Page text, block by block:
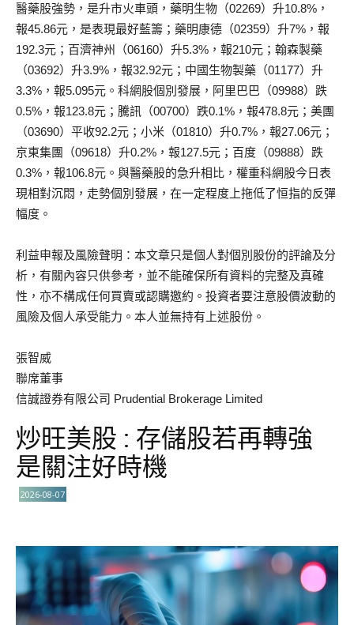
醫藥股強勢，是升市火車頭，藥明生物（02269）升10.8%，
報45.86元，是表現最好藍籌；藥明康德（02359）升7%，報
192.3元；百濟神州（06160）升5.3%，報210元；翰森製藥
（03692）升3.9%，報32.92元；中國生物製藥（01177）升
3.3%，報5.095元。科網股個別發展，阿里巴巴（09988）跌
0.5%，報123.8元；騰訊（00700）跌0.1%，報478.8元；美團
（03690）平收92.2元；小米（01810）升0.7%，報27.06元；
京東集團（09618）升0.2%，報127.5元；百度（09888）跌
0.3%，報106.8元。與醫藥股的急升相比，權重科網股今日表
現相對沉悶，走勢個別發展，在一定程度上拖低了恒指的反彈
幅度。
利益申報及風險聲明：本文章只是個人對個別股份的評論及分
析，有關內容只供參考，並不能確保所有資料的完整及真確
性，亦不構成任何買賣或認購邀約。投資者要注意股價波動的
風險及個人承受能力。本人並無持有上述股份。
張智威
聯席董事
信誠證券有限公司 Prudential Brokerage Limited
炒旺美股 : 存儲股若再轉強
是關注好時機
2026-08-07